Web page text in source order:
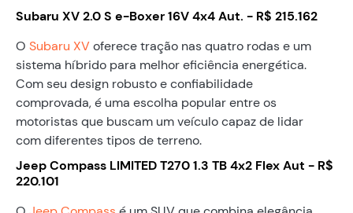
Subaru XV 2.0 S e-Boxer 16V 4x4 Aut. - R$ 215.162
O Subaru XVoferece tração nas quatro rodas e um
sistema híbrido para melhor eficiência energética.
Com seu design robusto e confiabilidade
comprovada, é uma escolha popular entre os
motoristas que buscam um veículo capaz de lidar
com diferentes tipos de terreno.
Jeep Compass LIMITED T270 1.3 TB 4x2 Flex Aut - R$
220.101